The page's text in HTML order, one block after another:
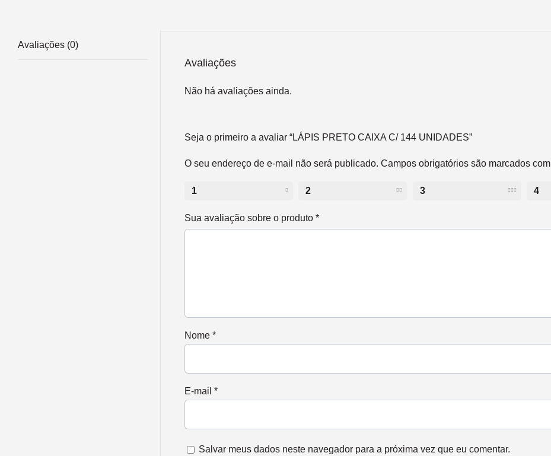
Avaliações (0)
Avaliações
Não há avaliações ainda.
Seja o primeiro a avaliar “LÁPIS PRETO CAIXA C/ 144 UNIDADES”
O seu endereço de e-mail não será publicado. Campos obrigatórios são marcados com
1 2 3 4
Sua avaliação sobre o produto *
Nome *
E-mail *
Salvar meus dados neste navegador para a próxima vez que eu comentar.